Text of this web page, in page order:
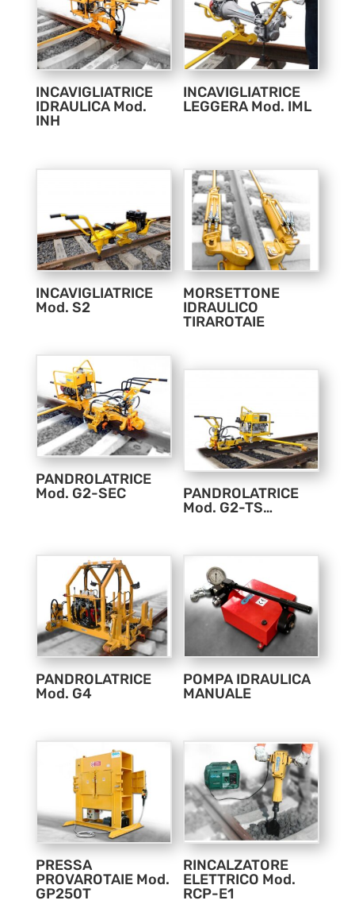
INCAVIGLIATRICE
IDRAULICA Mod.
INH
INCAVIGLIATRICE
LEGGERA Mod. IML
INCAVIGLIATRICE
Mod. S2
MORSETTONE
IDRAULICO
TIRAROTAIE
PANDROLATRICE
Mod. G2-SEC
PANDROLATRICE
Mod. G2-TS…
PANDROLATRICE
Mod. G4
POMPA IDRAULICA
MANUALE
PRESSA
PROVAROTAIE Mod.
GP250T
RINCALZATORE
ELETTRICO Mod.
RCP-E1